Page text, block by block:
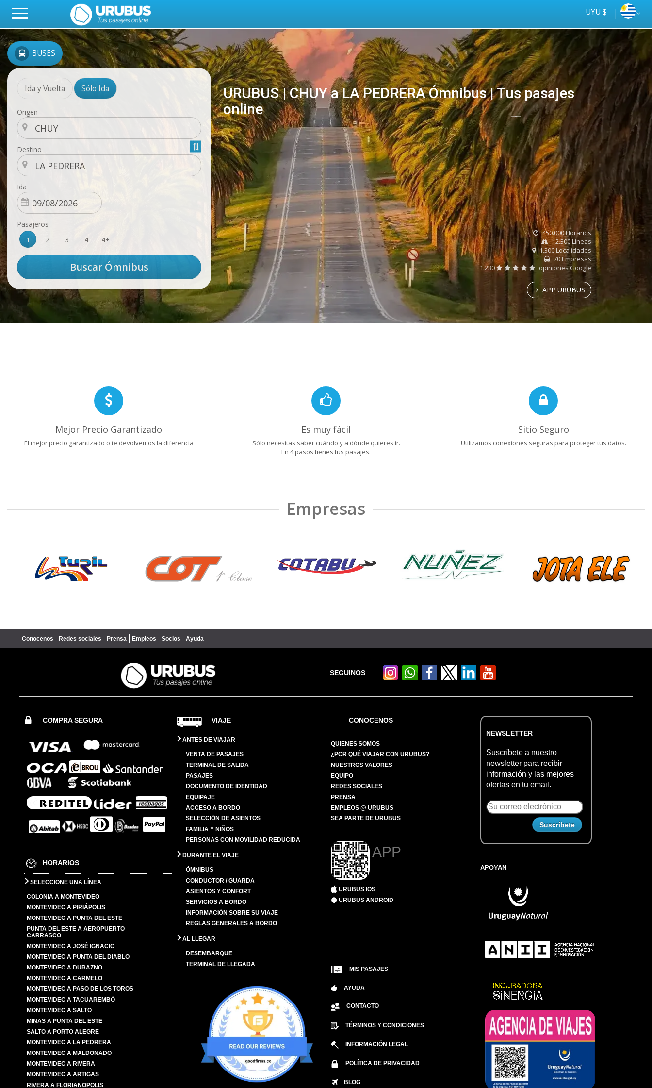
UYU $
BUSES
Ida y Vuelta Sólo Ida
Origen
Destino
Ida
Pasajeros
1
2 3 4 4+
URUBUS | CHUY a LA PEDRERA Ómnibus | Tus pasajes
online
online
Tus
ómnibus
450.000 Horarios
12.300 Líneas
1.300 Localidades
70 Empresas
1.230
opiniones Google
APP URUBUS
Mejor Precio Garantizado
El mejor precio garantizado o te devolvemos la diferencia
Es muy fácil
Sólo necesitas saber cuándo y a dónde quieres ir.
En 4 pasos tienes tus pasajes.
Sitio Seguro
Utilizamos conexiones seguras para proteger tus datos.
Empresas
Conocenos Redes sociales Prensa Empleos Socios Ayuda
SEGUINOS
COMPRA SEGURA
HORARIOS
SELECCIONE UNA LÍNEA
COLONIA A MONTEVIDEO
MONTEVIDEO A PIRIÁPOLIS
MONTEVIDEO A PUNTA DEL ESTE
PUNTA DEL ESTE A AEROPUERTO
CARRASCO
MONTEVIDEO A JOSÉ IGNACIO
MONTEVIDEO A PUNTA DEL DIABLO
MONTEVIDEO A DURAZNO
MONTEVIDEO A CARMELO
MONTEVIDEO A PASO DE LOS TOROS
MONTEVIDEO A TACUAREMBÓ
MONTEVIDEO A SALTO
MINAS A PUNTA DEL ESTE
SALTO A PORTO ALEGRE
MONTEVIDEO A LA PEDRERA
MONTEVIDEO A MALDONADO
MONTEVIDEO A RIVERA
MONTEVIDEO A ARTIGAS
RIVERA A FLORIANOPOLIS
VIAJE
ANTES DE VIAJAR
VENTA DE PASAJES
TERMINAL DE SALIDA
PASAJES
DOCUMENTO DE IDENTIDAD
EQUIPAJE
ACCESO A BORDO
SELECCIÓN DE ASIENTOS
FAMILIA Y NIÑOS
PERSONAS CON MOVILIDAD REDUCIDA
DURANTE EL VIAJE
ÓMNIBUS
CONDUCTOR / GUARDA
ASIENTOS Y CONFORT
SERVICIOS A BORDO
INFORMACIÓN SOBRE SU VIAJE
REGLAS GENERALES A BORDO
AL LLEGAR
DESEMBARQUE
TERMINAL DE LLEGADA
CONOCENOS
QUIENES SOMOS
¿POR QUÉ VIAJAR CON URUBUS?
NUESTROS VALORES
EQUIPO
REDES SOCIALES
PRENSA
EMPLEOS @ URUBUS
SEA PARTE DE URUBUS
APP
URUBUS IOS
URUBUS ANDROID
MIS PASAJES
AYUDA
CONTACTO
TÉRMINOS Y CONDICIONES
INFORMACIÓN LEGAL
POLÍTICA DE PRIVACIDAD
BLOG
NEWSLETTER
Suscríbete a nuestro
newsletter para recibir
información y las mejores
ofertas en tu email.
APOYAN